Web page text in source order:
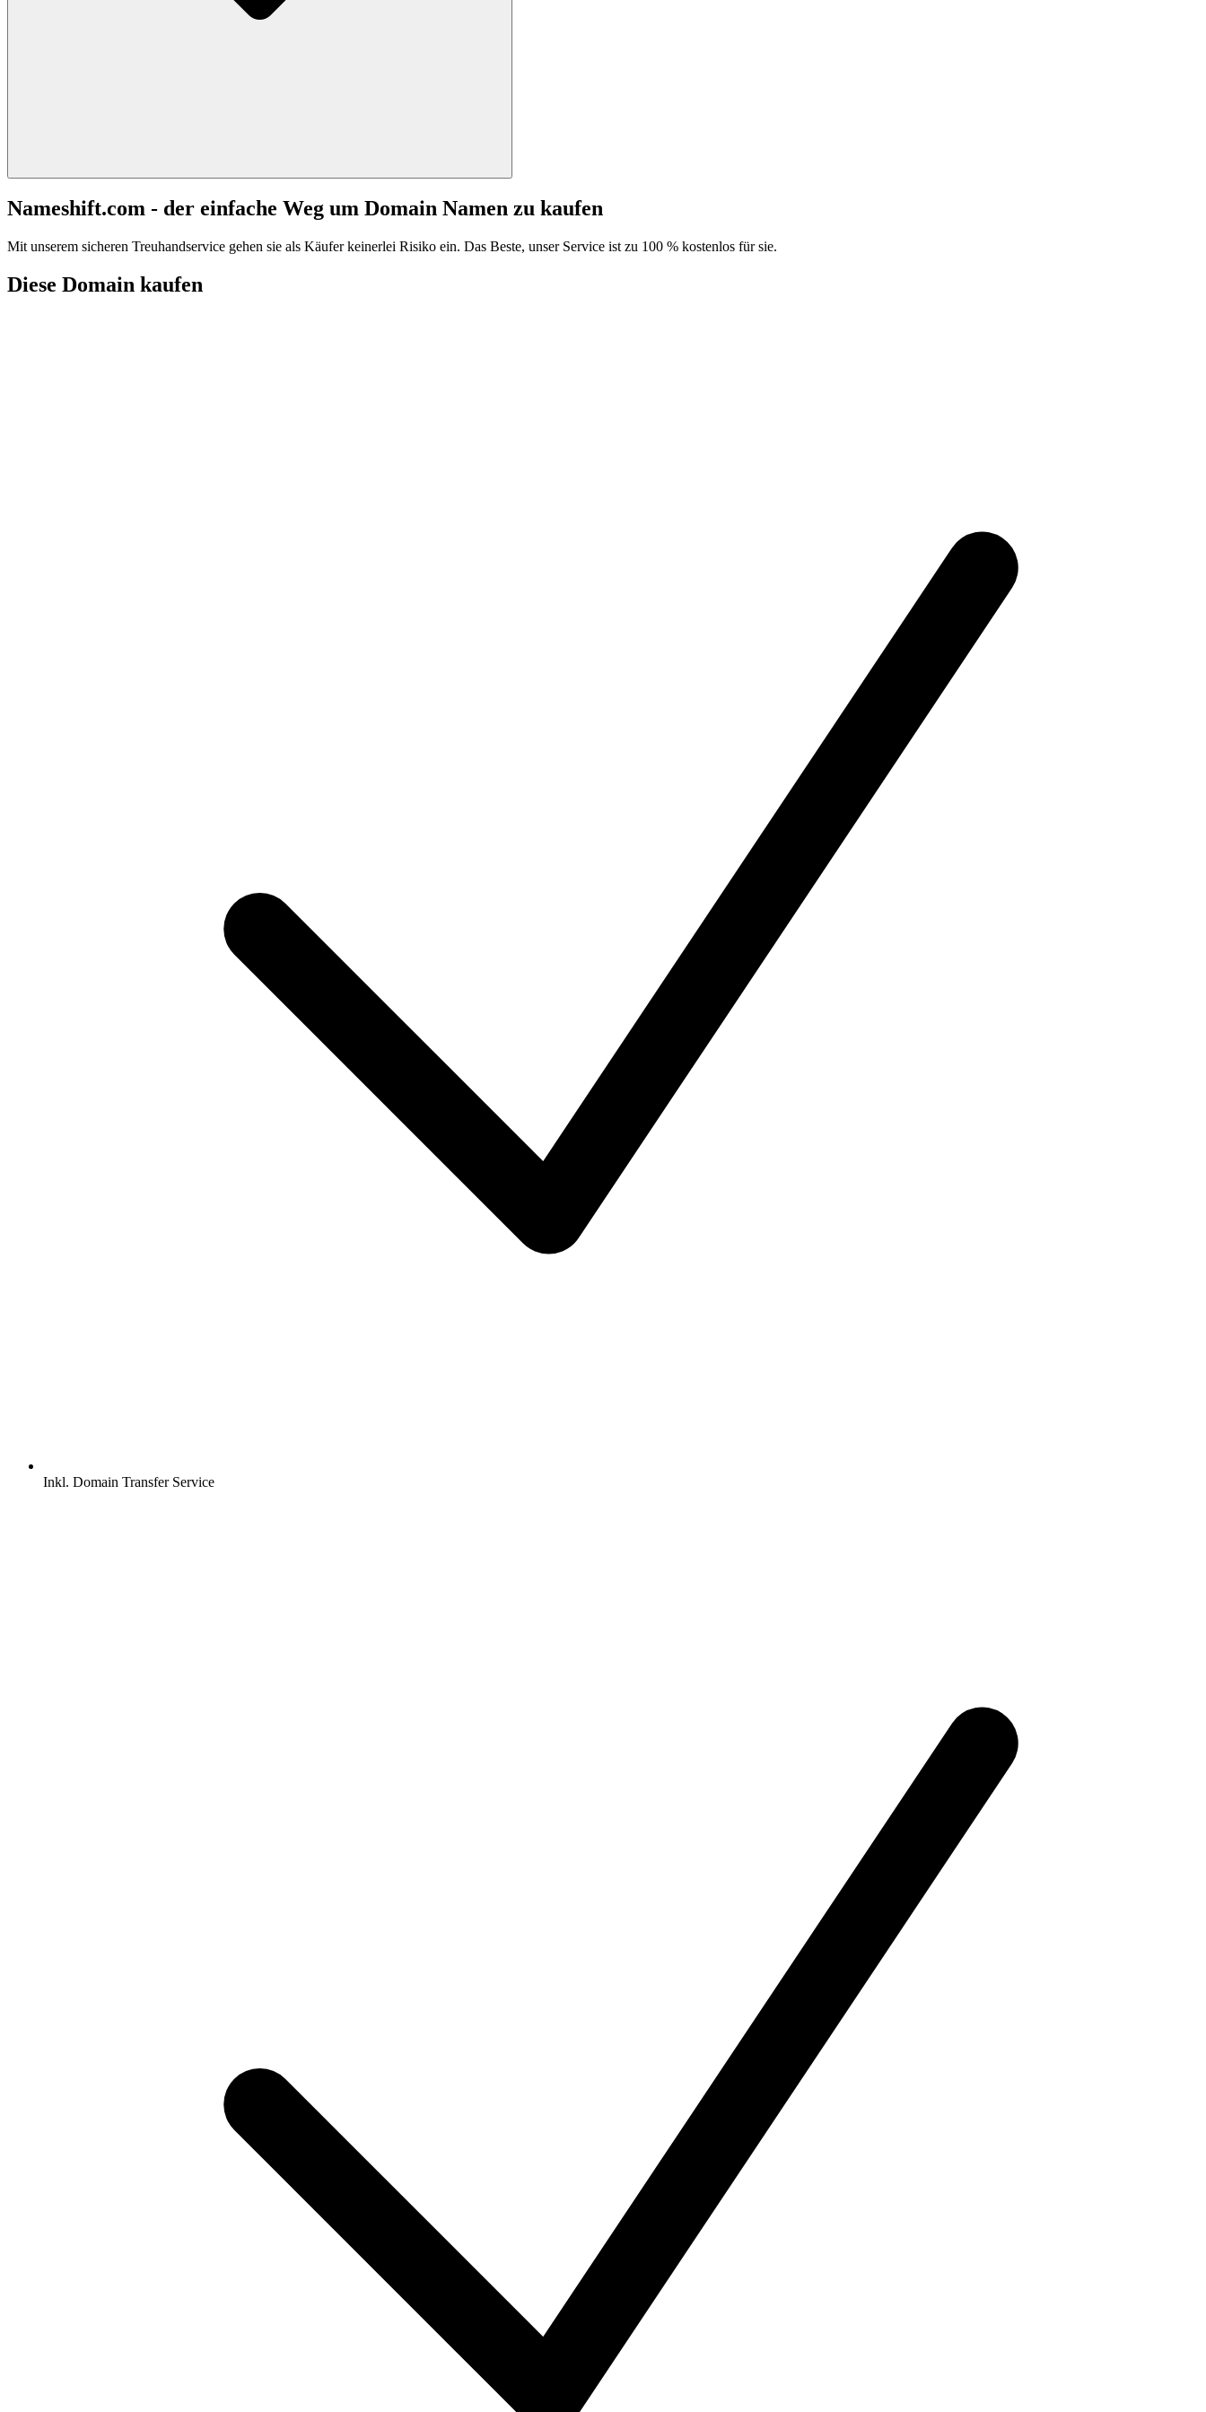
Nameshift.com - der einfache Weg um Domain Namen zu kaufen
Mit unserem sicheren Treuhandservice gehen sie als Käufer keinerlei Risiko ein. Das Beste, unser Service ist zu 100 % kostenlos für sie.
Diese Domain kaufen
Inkl. Domain Transfer Service